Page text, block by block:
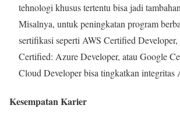
tehnologi khusus tertentu bisa jadi
Misalnya, untuk peningkatan program
sertifikasi seperti AWS Certified
Certified: Azure Developer, atau Google
Cloud Developer bisa tingkatkan integritas
Kesempatan Karier